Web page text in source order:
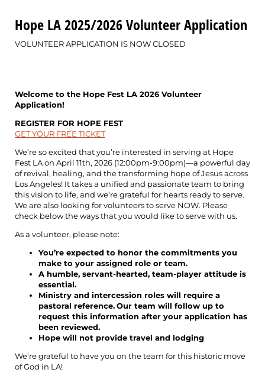
Hope LA 2025/2026 Volunteer Application
VOLUNTEER APPLICATION IS NOW CLOSED
Welcome to the Hope Fest LA 2026 Volunteer
Application!
REGISTER FOR HOPE FEST
GET YOUR FREE TICKET
We’re so excited that you’re interested in serving at Hope
Fest LA on April 11th, 2026 (12:00pm-9:00pm)—a powerful day
of revival, healing, and the transforming hope of Jesus across
Los Angeles! It takes a unified and passionate team to bring
this vision to life, and we’re grateful for hearts ready to serve.
We are also looking for volunteers to serve NOW. Please
check below the ways that you would like to serve with us.
As a volunteer, please note:
You’re expected to honor the commitments you
make to your assigned role or team.
A humble, servant-hearted, team-player attitude is
essential.
Ministry and intercession roles will require a
pastoral reference.Our team will follow up to
request this information after your application has
been reviewed.
Hope will not provide travel and lodging
We’re grateful to have you on the team for this historic move
of God in LA!